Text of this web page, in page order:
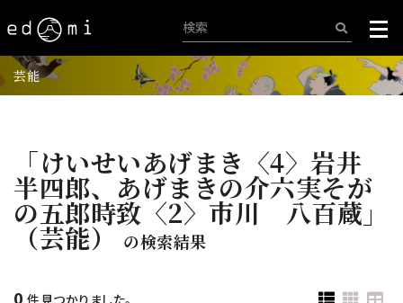
芸能
「けいせいあげまき〈4〉岩井
半四郎、あげまきの介六実そが
の五郎時致〈2〉市川 八百蔵」
（芸能） の検索結果
0 件見つかりました。